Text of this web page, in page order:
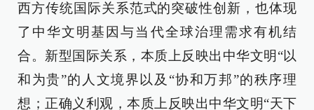
西方传统国际关系范式的突破性创新，也体现
了中华文明基因与当代全球治理需求有机结
合。新型国际关系，本质上反映出中华文明“以
和为贵”的人文境界以及“协和万邦”的秩序理
想；正确义利观，本质上反映出中华文明“天下